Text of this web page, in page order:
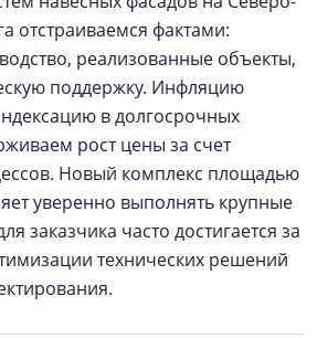
отстраиваемся фактами:
реализованные объекты,
поддержку. Инфляцию
в долгосрочных
рост цены за счет
Новый комплекс площадью
уверенно выполнять крупные
заказчика часто достигается за
технических решений